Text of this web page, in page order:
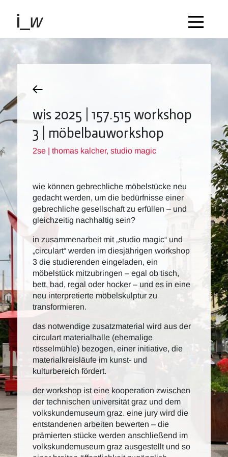
wis 2025 | 157.515 workshop
3 | möbelbauworkshop
2se | thomas kalcher, studio magic
wie können gebrechliche möbelstücke neu
gedacht werden, um die bedürfnisse einer
gebrechliche gesellschaft zu erfüllen – und
gleichzeitig nachhaltig sein?
in zusammenarbeit mit „studio magic“ und
„circulart“ werden im diesjährigen workshop
3 die studierenden eingeladen, ein
möbelstück mitzubringen – egal ob tisch,
bett, bad, regal oder hocker – und es in eine
neu interpretierte möbelskulptur zu
transformieren.
das notwendige zusatzmaterial wird aus der
circulart materialhalle (ehemalige
rösselmühle) bezogen, einer initiative, die
materialkreisläufe im kunst- und
kulturbereich fördert.
der workshop ist eine kooperation zwischen
der technischen universität graz und dem
volkskundemuseum graz. eine jury wird die
entstandenen arbeiten bewerten – die
prämierten stücke werden anschließend im
volkskundemuseum graz ausgestellt und so